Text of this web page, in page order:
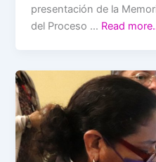
presentación de la
del Proceso … Read